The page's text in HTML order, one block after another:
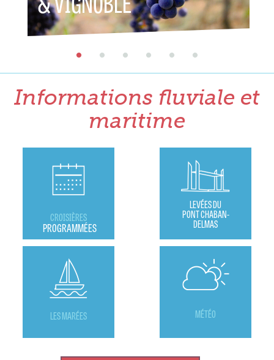
Informations fluviale et
maritime
CROISIÈRES
PROGRAMMÉES
LEVÉES DU
PONT CHABAN-
DELMAS
LES MARÉES MÉTÉO